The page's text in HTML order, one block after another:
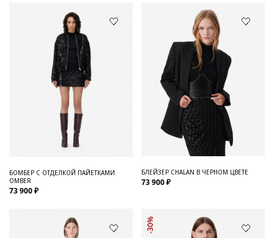
БОМБЕР С ОТДЕЛКОЙ ПАЙЕТКАМИ
OMBER
73 900 ₽
БЛЕЙЗЕР CHALAN В ЧЕРНОМ ЦВЕТЕ
73 900 ₽
-30%